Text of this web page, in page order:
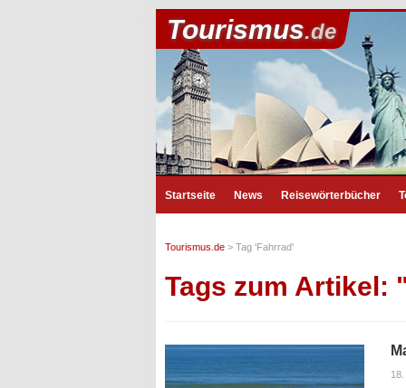
Tourismus.de
Startseite News Reisewörterbücher
Tourismus.de > Tag 'Fahrrad'
Tags zum Artikel: